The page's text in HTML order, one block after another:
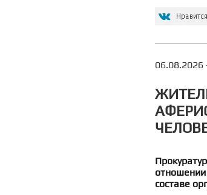
06.08.2026
составе